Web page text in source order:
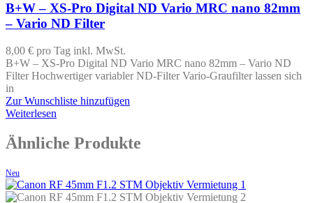
B+W – XS-Pro Digital ND Vario MRC nano 82mm
– Vario ND Filter
8,00 € pro Tag inkl. MwSt.
B+W – XS-Pro Digital ND Vario MRC nano 82mm – Vario ND
Filter Hochwertiger variabler ND-Filter Vario-Graufilter lassen sich
in
Zur Wunschliste hinzufügen
Weiterlesen
Ähnliche Produkte
Neu